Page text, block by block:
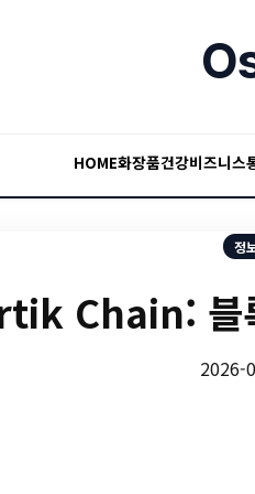
HOME화장품건강비즈니스
정
Chain: 블
2026-